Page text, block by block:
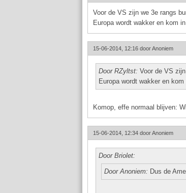
Voor de VS zijn we 3e rangs
Europa wordt wakker en kom
15-06-2014, 12:16 doorAnoniem
Door RZyltst: Voor de VS
Europa wordt wakker en
Komop, effe normaal blijven:
15-06-2014, 12:34 doorAnoniem
Door Briolet:
Door Anoniem: Dus de